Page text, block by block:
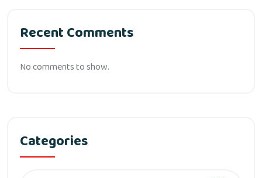
Recent Comments
No comments to show.
Categories